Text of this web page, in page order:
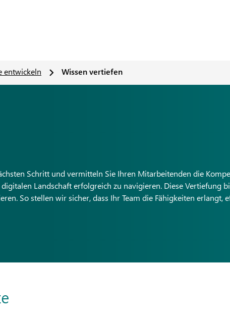
entwickeln Wissen vertiefen
Schritt und vermitteln Sie Ihren Mitarbeitenden die
Landschaft erfolgreich zu navigieren. Diese Vertiefung
So stellen wir sicher, dass Ihr Team die Fähigkeiten erlangt,